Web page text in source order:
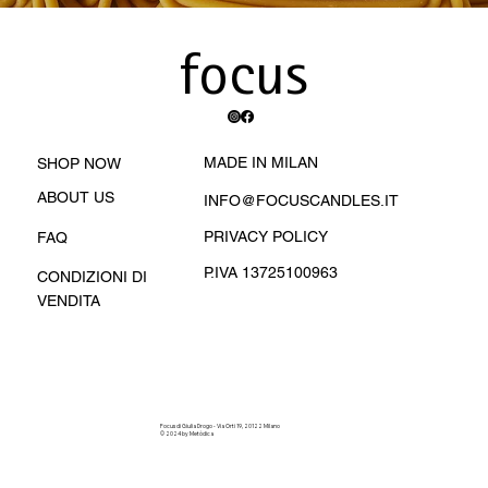
focus
MADE IN MILAN
INFO@FOCUSCANDLES.IT
FAQ
CONDIZIONI DI
VENDITA
SHOP NOW
ABOUT US
PRIVACY POLICY
P.IVA 13725100963
Focus di Giulia Drogo - Via Orti 19, 20122 Milano
© 2024 by Metòdica